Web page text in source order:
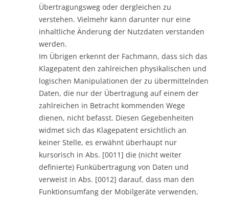
Übertragungsweg oder dergleichen zu
verstehen. Vielmehr kann darunter nur eine
inhaltliche Änderung der Nutzdaten verstanden
werden.
Im Übrigen erkennt der Fachmann, dass sich das
Klagepatent den zahlreichen physikalischen und
logischen Manipulationen der zu übermittelnden
Daten, die nur der Übertragung auf einem der
zahlreichen in Betracht kommenden Wege
dienen, nicht befasst. Diesen Gegebenheiten
widmet sich das Klagepatent ersichtlich an
keiner Stelle, es erwähnt überhaupt nur
kursorisch in Abs. [0011] die (nicht weiter
definierte) Funkübertragung von Daten und
verweist in Abs. [0012] darauf, dass man den
Funktionsumfang der Mobilgeräte verwenden,